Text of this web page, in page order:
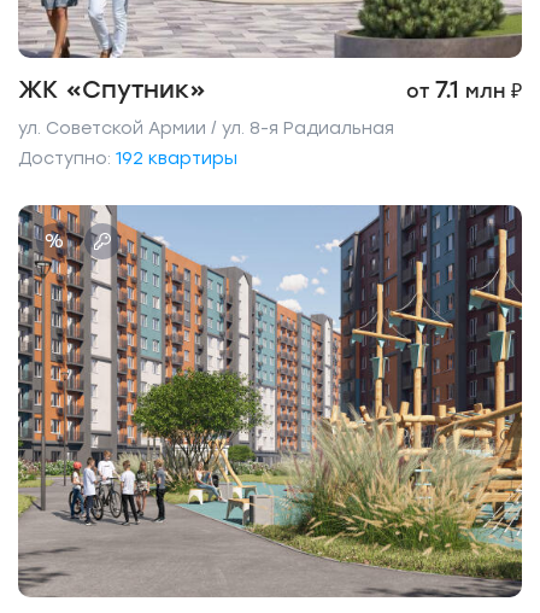
ЖК «Спутник» от 7.1 млн ₽
ул. Советской Армии / ул. 8-я Радиальная
Доступно: 192 квартиры
%